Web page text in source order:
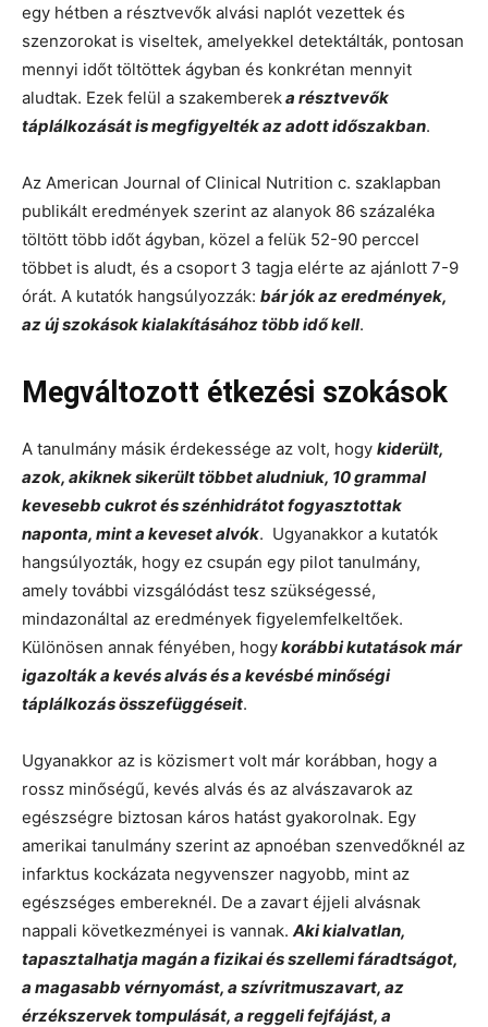
egy hétben a résztvevők alvási naplót vezettek és
szenzorokat is viseltek, amelyekkel detektálták, pontosan
mennyi időt töltöttek ágyban és konkrétan mennyit
aludtak. Ezek felül a szakembereka résztvevők
táplálkozását is megfigyelték az adott időszakban.
Az American Journal of Clinical Nutrition c. szaklapban
publikált eredmények szerint az alanyok 86 százaléka
töltött több időt ágyban, közel a felük 52-90 perccel
többet is aludt, és a csoport 3 tagja elérte az ajánlott 7-9
órát. A kutatók hangsúlyozzák: bár jók az eredmények,
az új szokások kialakításához több idő kell.
Megváltozott étkezési szokások
A tanulmány másik érdekessége az volt, hogy kiderült,
azok, akiknek sikerült többet aludniuk, 10 grammal
kevesebb cukrot és szénhidrátot fogyasztottak
naponta, mint a keveset alvók. Ugyanakkor a kutatók
hangsúlyozták, hogy ez csupán egy pilot tanulmány,
amely további vizsgálódást tesz szükségessé,
mindazonáltal az eredmények figyelemfelkeltőek.
Különösen annak fényében, hogykorábbi kutatások már
igazolták a kevés alvás és a kevésbé minőségi
táplálkozás összefüggéseit.
Ugyanakkor az is közismert volt már korábban, hogy a
rossz minőségű, kevés alvás és az alvászavarok az
egészségre biztosan káros hatást gyakorolnak. Egy
amerikai tanulmány szerint az apnoéban szenvedőknél az
infarktus kockázata negyvenszer nagyobb, mint az
egészséges embereknél. De a zavart éjjeli alvásnak
nappali következményei is vannak. Aki kialvatlan,
tapasztalhatja magán a fizikai és szellemi fáradtságot,
a magasabb vérnyomást, a szívritmuszavart, az
érzékszervek tompulását, a reggeli fejfájást, a